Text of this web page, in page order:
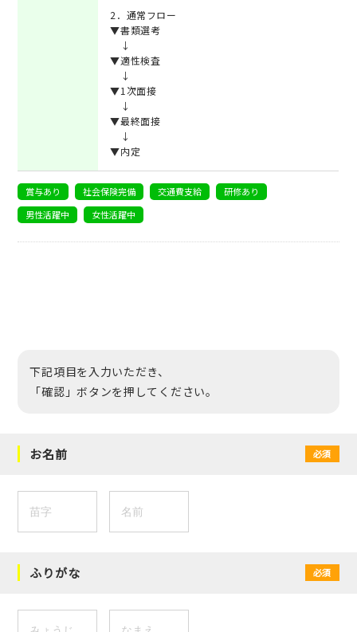
2．通常フロー
▼書類選考
↓
▼適性検査
↓
▼1次面接
↓
▼最終面接
↓
▼内定
賞与あり 社会保険完備 交通費支給
研修あり
男性活躍中
女性活躍中
下記項目を入力いただき、
「確認」ボタンを押してください。
お名前 必須
ふりがな 必須